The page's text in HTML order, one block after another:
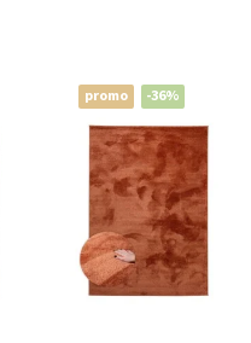
promo -36%